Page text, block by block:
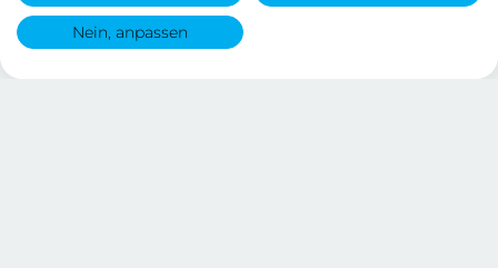
Nein, anpassen